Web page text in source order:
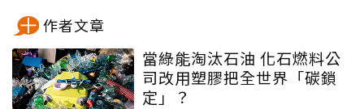
作者文章
當綠能淘汰石油 化石燃料公
司改用塑膠把全世界「碳鎖
定」？